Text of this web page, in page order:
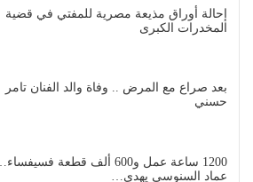
إحالة أوراق مذيعة مصرية للمفتي في قضية
المخدرات الكبرى
بعد صراع مع المرض .. وفاة والد الفنان تامر
حسني
1200 ساعة عمل و600 ألف قطعة فسيفساء…
عماد السنوسي يهدي…